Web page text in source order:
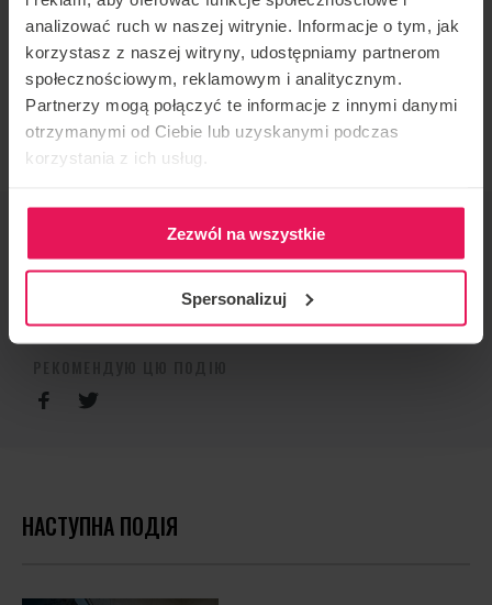
analizować ruch w naszej witrynie. Informacje o tym, jak
korzystasz z naszej witryny, udostępniamy partnerom
społecznościowym, reklamowym i analitycznym.
Partnerzy mogą połączyć te informacje z innymi danymi
otrzymanymi od Ciebie lub uzyskanymi podczas
korzystania z ich usług.
Zezwól na wszystkie
Spersonalizuj
wysokiej prędkości. Był głównym trenerem w Ifly UK
i pracuje w tej branży od 2013 roku.
Jeśli jesteś zaineresowany lub masz jakieś pytania,
napisz do nas: camps@flyspot.cm
ОРГАНІЗАТОР ЗАХОДУ
Flyspot
КОНТАКТ ЩОДО ПОДІЇ
camps@flyspot.com
НАСТУПНА ПОДІЯ